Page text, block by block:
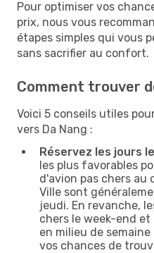
Pour optimiser vos
prix, nous vous
étapes simples qui vous
sans sacrifier au confort.
Comment trouver
Voici 5 conseils utiles
vers Da Nang :
Réservez les jours
les plus favorables
d'avion pas chers au
Ville sont
jeudi. En revanche,
chers le week-end et
en milieu de
vos chances de